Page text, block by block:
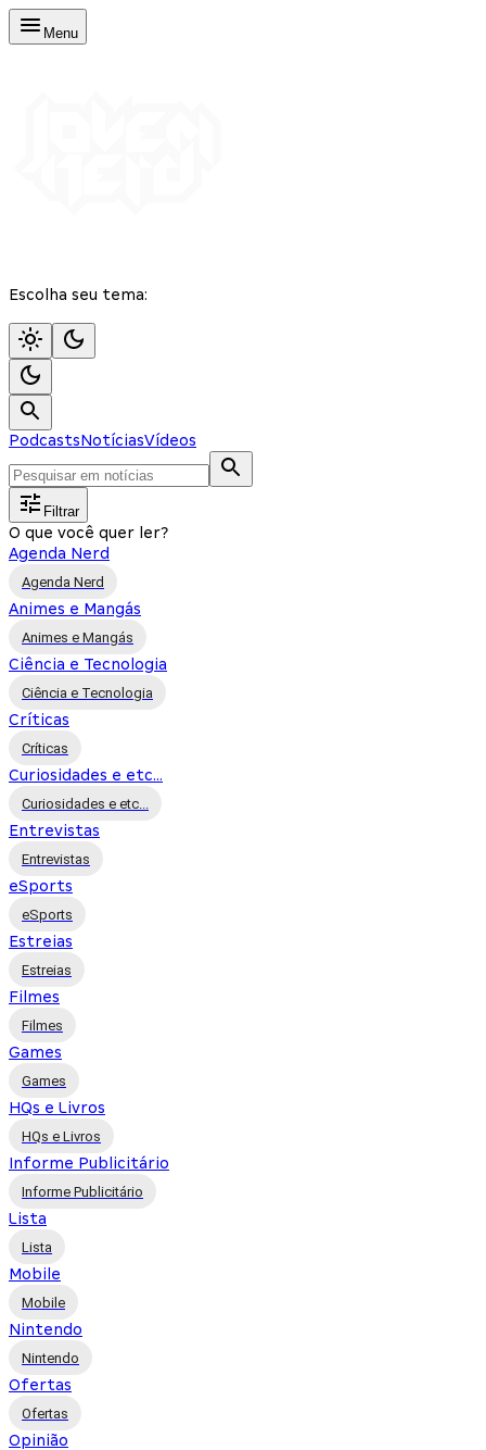
Menu
Escolha seu tema:
PodcastsNotíciasVídeos
Filtrar
O que você quer ler?
Agenda Nerd
Agenda Nerd
Animes e Mangás
Animes e Mangás
Ciência e Tecnologia
Ciência e Tecnologia
Críticas
Críticas
Curiosidades e etc...
Curiosidades e etc...
Entrevistas
Entrevistas
eSports
eSports
Estreias
Estreias
Filmes
Filmes
Games
Games
HQs e Livros
HQs e Livros
Informe Publicitário
Informe Publicitário
Lista
Lista
Mobile
Mobile
Nintendo
Nintendo
Ofertas
Ofertas
Opinião